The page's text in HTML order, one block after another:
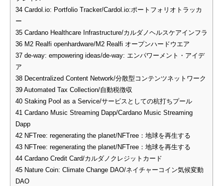
34 Cardol.io: Portfolio Tracker/Cardol.io:ポートフォリオトラッカ
ー
35 Cardano Healthcare Infrastructure/カルダノヘルスケアインフラ
36 M2 Realfi openhardware/M2 Realfi オープンハードウエア
37 de-way: empowering ideas/de-way: エンパワーメント・アイデ
ア
38 Decentralized Content Network/分散型コンテンツネットワーク
39 Automated Tax Collection/自動税徴収
40 Staking Pool as a Service/サービスとしての杭打ちプール
41 Cardano Music Streaming Dapp/Cardano Music Streaming
Dapp
42 NFTree: regenerating the planet/NFTree：地球を再生する
43 NFTree: regenerating the planet/NFTree：地球を再生する
44 Cardano Credit Card/カルダノクレジットカード
45 Nature Coin: Climate Change DAO/ネイチャーコイン気候変動
DAO